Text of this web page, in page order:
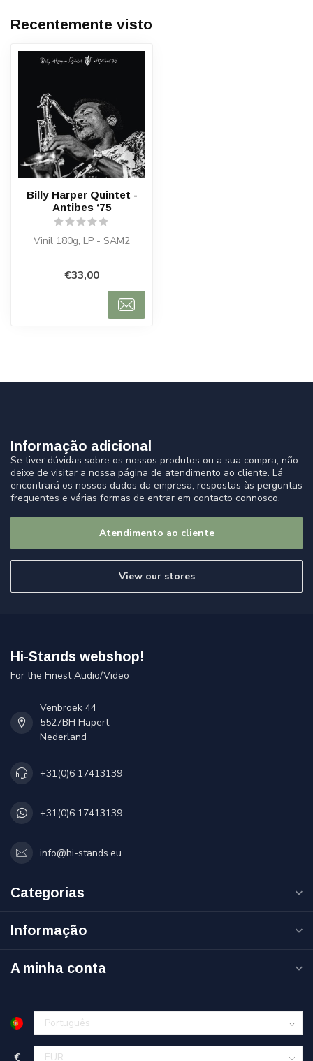
Recentemente visto
Billy Harper Quintet -
Antibes ‘75
Vinil 180g, LP - SAM2
€33,00
Informação adicional
Se tiver dúvidas sobre os nossos produtos ou a sua compra, não
deixe de visitar a nossa página de atendimento ao cliente. Lá
encontrará os nossos dados da empresa, respostas às perguntas
frequentes e várias formas de entrar em contacto connosco.
Atendimento ao cliente
View our stores
Hi-Stands webshop!
For the Finest Audio/Video
Venbroek 44
5527BH Hapert
Nederland
+31(0)6 17413139
+31(0)6 17413139
info@hi-stands.eu
Categorias
Informação
A minha conta
€